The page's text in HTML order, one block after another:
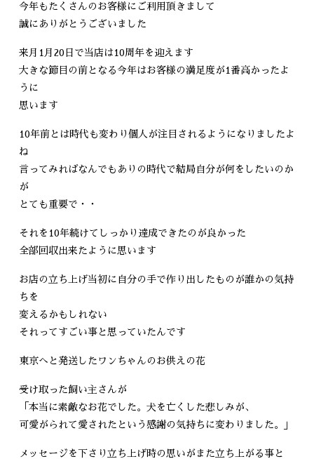
今年もたくさんのお客様にご利用頂きまして
誠にありがとうございました
来月1月20日で当店は10周年を迎えます
大きな節目の前となる今年はお客様の満足度が1番高かったよ
うに
思います
10年前とは時代も変わり個人が注目されるようになりましたよ
ね
言ってみればなんでもありの時代で結局自分が何をしたいのか
が
とても重要で・・
それを10年続けてしっかり達成できたのが良かった
全部回収出来たように思います
お店の立ち上げ当初に自分の手で作り出したものが誰かの気持
ちを
変えるかもしれない
それってすごい事と思っていたんです
東京へと発送したワンちゃんのお供えの花
受け取った飼い主さんが
「本当に素敵なお花でした。犬を亡くした悲しみが、
可愛がられて愛されたという感謝の気持ちに変わりました。」
メッセージを下さり立ち上げ時の思いがまた立ち上がる事と